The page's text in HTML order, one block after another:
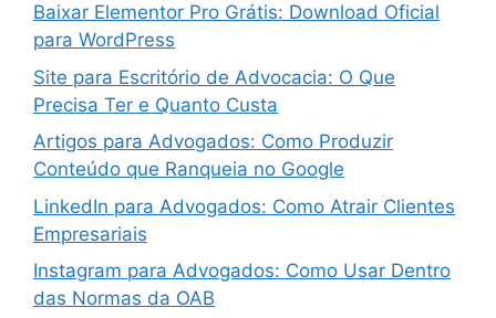
Baixar Elementor Pro Grátis: Download Oficial
para WordPress
Site para Escritório de Advocacia: O Que
Precisa Ter e Quanto Custa
Artigos para Advogados: Como Produzir
Conteúdo que Ranqueia no Google
LinkedIn para Advogados: Como Atrair Clientes
Empresariais
Instagram para Advogados: Como Usar Dentro
das Normas da OAB